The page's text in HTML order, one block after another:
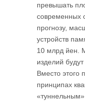
превышать
современных
прогнозу,
устройств
10 млрд йен.
изделий
Вместо этого
принципах